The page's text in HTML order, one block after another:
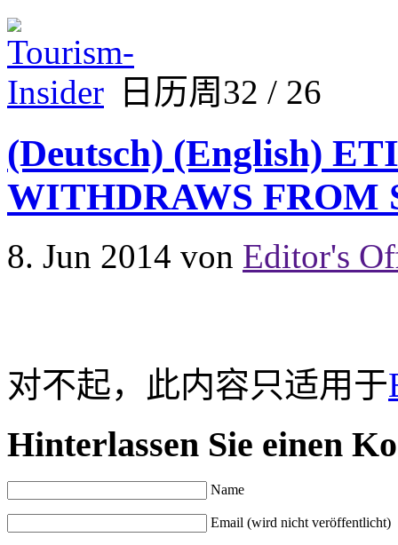
日历周32 / 26
(Deutsch) (English)
WITHDRAWS FROM
8. Jun 2014 von Editor's
对不起，此内容只适用于
Hinterlassen Sie einen
Name
Email (wird nicht veröffentlicht)